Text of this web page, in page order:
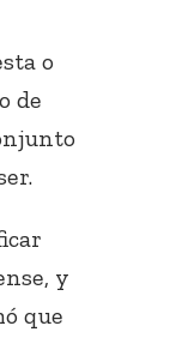
o
de
y
que
de